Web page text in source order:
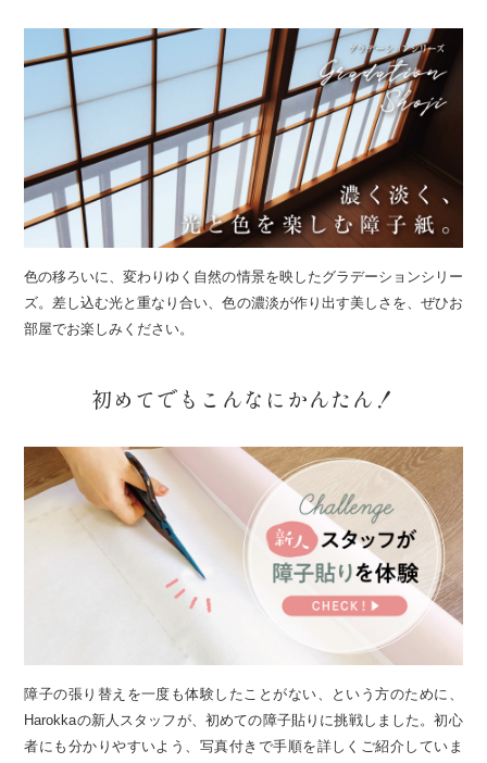
色の移ろいに、変わりゆく自然の情景を映したグラデーションシリー
ズ。差し込む光と重なり合い、色の濃淡が作り出す美しさを、ぜひお
部屋でお楽しみください。
初めてでもこんなにかんたん！
障子の張り替えを一度も体験したことがない、という方のために、
Harokkaの新人スタッフが、初めての障子貼りに挑戦しました。初心
者にも分かりやすいよう、写真付きで手順を詳しくご紹介していま